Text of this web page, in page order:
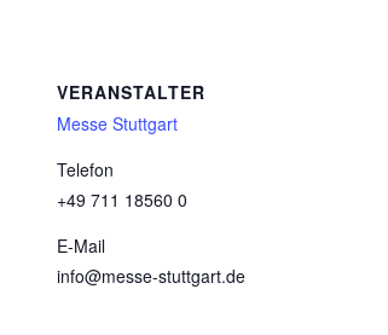
VERANSTALTER
Messe Stuttgart
Telefon
+49 711 18560 0
E-Mail
info@messe-stuttgart.de